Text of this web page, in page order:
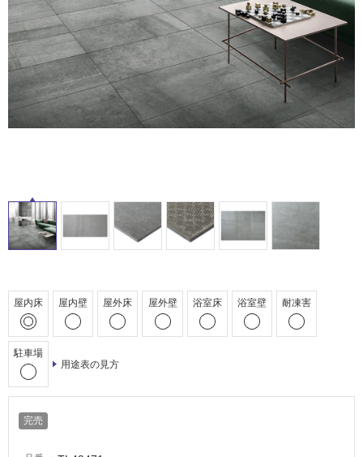
ロートアイアン 天然石・石材
メンテナンス・施工材 新商品
お役立ち情報 住まいのスタイリング
アイデア
ミラタップチャンネル
オンライン相談
屋内床 屋内壁 屋外床 屋外壁 浴室床 浴室壁 耐凍害
駐車場
用途表の見方
完売
屋
外
床・
浴
場
常
し
て
い
し